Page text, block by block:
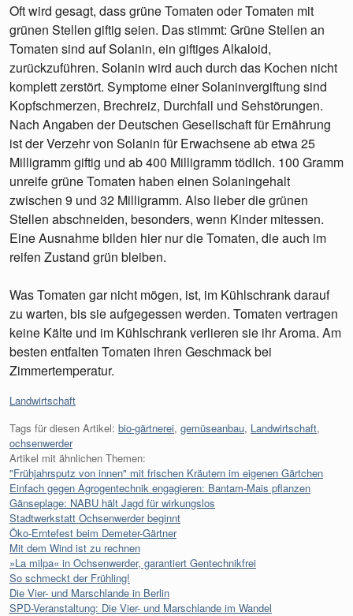
Oft wird gesagt, dass grüne Tomaten oder Tomaten mit
grünen Stellen giftig seien. Das stimmt: Grüne Stellen an
Tomaten sind auf Solanin, ein giftiges Alkaloid,
zurückzuführen. Solanin wird auch durch das Kochen nicht
komplett zerstört. Symptome einer Solaninvergiftung sind
Kopfschmerzen, Brechreiz, Durchfall und Sehstörungen.
Nach Angaben der Deutschen Gesellschaft für Ernährung
ist der Verzehr von Solanin für Erwachsene ab etwa 25
Milligramm giftig und ab 400 Milligramm tödlich. 100 Gramm
unreife grüne Tomaten haben einen Solaningehalt
zwischen 9 und 32 Milligramm. Also lieber die grünen
Stellen abschneiden, besonders, wenn Kinder mitessen.
Eine Ausnahme bilden hier nur die Tomaten, die auch im
reifen Zustand grün bleiben.
Was Tomaten gar nicht mögen, ist, im Kühlschrank darauf
zu warten, bis sie aufgegessen werden. Tomaten vertragen
keine Kälte und im Kühlschrank verlieren sie ihr Aroma. Am
besten entfalten Tomaten ihren Geschmack bei
Zimmertemperatur.
Kategorien:
Landwirtschaft
Tags für diesen Artikel: bio-gärtnerei, gemüseanbau, Landwirtschaft,
ochsenwerder
Artikel mit ähnlichen Themen:
"Frühjahrsputz von innen" mit frischen Kräutern im eigenen Gärtchen
Einfach gegen Agrogentechnik engagieren: Bantam-Mais pflanzen
Gänseplage: NABU hält Jagd für wirkungslos
Stadtwerkstatt Ochsenwerder beginnt
Öko-Erntefest beim Demeter-Gärtner
Mit dem Wind ist zu rechnen
»La milpa« in Ochsenwerder, garantiert Gentechnikfrei
So schmeckt der Frühling!
Die Vier- und Marschlande in Berlin
SPD-Veranstaltung: Die Vier- und Marschlande im Wandel